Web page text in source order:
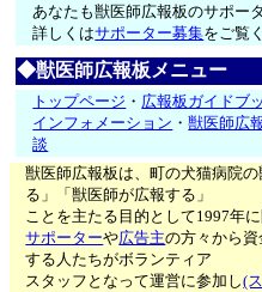
あなたも獣医師広報板のサポー
詳しくはサポーター募集をご覧
◆獣医師広報板メニュー
トップページ ・ 広報板ガイドブ
インフォメーション ・獣医師広
談
獣医師広報板は、町の犬猫病院
る」「獣医師が広報する」
ことを主たる目的として1997年
サポーターや広告主の方々から
する人たちがボランティア
スタッフとなって運営に参加し(